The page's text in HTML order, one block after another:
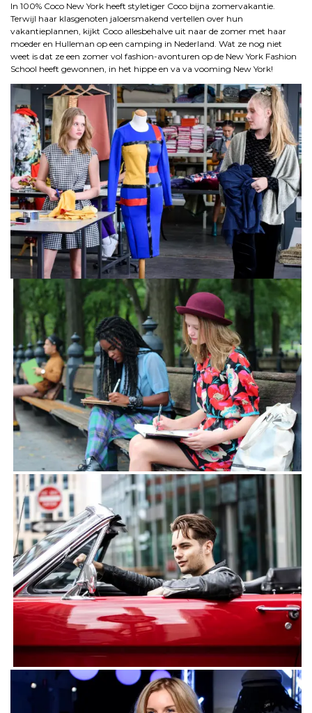
In 100% Coco New York heeft styletiger Coco bijna zomervakantie.
Terwijl haar klasgenoten jaloersmakend vertellen over hun
vakantieplannen, kijkt Coco allesbehalve uit naar de zomer met haar
moeder en Hulleman op een camping in Nederland. Wat ze nog niet
weet is dat ze een zomer vol fashion-avonturen op de New York Fashion
School heeft gewonnen, in het hippe en va va vooming New York!